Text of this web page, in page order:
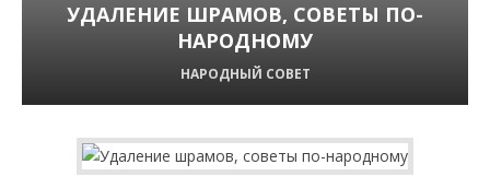
УДАЛЕНИЕ ШРАМОВ, СОВЕТЫ ПО-
НАРОДНОМУ
НАРОДНЫЙ СОВЕТ